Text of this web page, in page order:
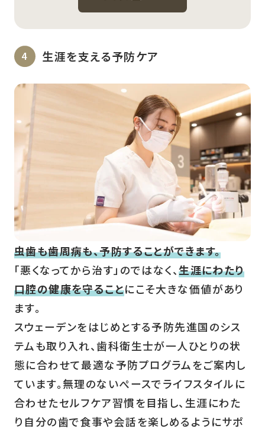
生涯を支える予防ケア
虫歯も歯周病も、予防することができます。
「悪くなってから治す」のではなく、生涯にわたり
口腔の健康を守ることにこそ大きな価値があり
ます。
スウェーデンをはじめとする予防先進国のシス
テムも取り入れ、歯科衛生士が一人ひとりの状
態に合わせて最適な予防プログラムをご案内し
ています。無理のないぺースでライフスタイルに
合わせたセルフケア習慣を目指し、生涯にわた
り自分の歯で食事や会話を楽しめるようにサポ